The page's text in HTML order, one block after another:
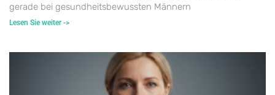
gerade bei gesundheitsbewussten Männern
Lesen Sie weiter ->